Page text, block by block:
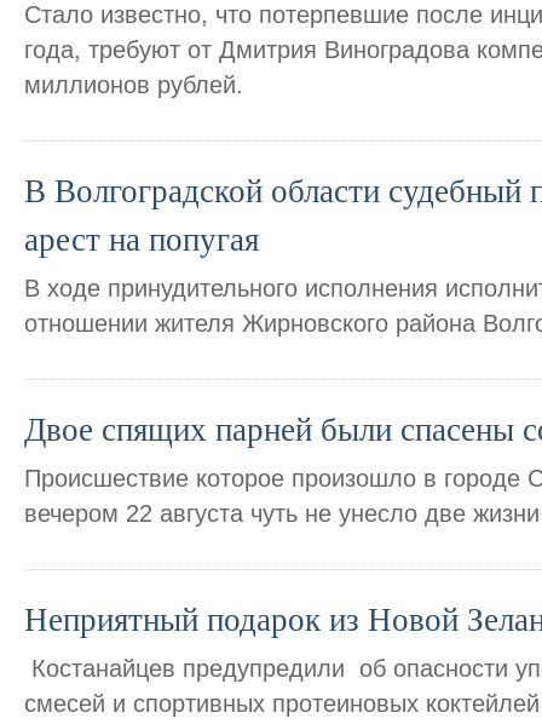
Стало известно, что потерпевшие после
года, требуют от Дмитрия Виноградова
миллионов рублей.
В Волгоградской области судебный
арест на попугая
В ходе принудительного исполнения
отношении жителя Жирновского района
Двое спящих парней были спасены
Происшествие которое произошло в городе
вечером 22 августа чуть не унесло две
Неприятный подарок из Новой
Костанайцев предупредили об опасности
смесей и спортивных протеиновых